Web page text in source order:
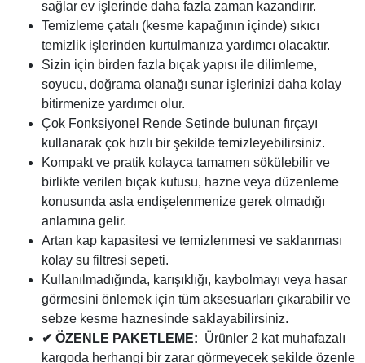
sağlar ev işlerinde daha fazla zaman kazandırır.
Temizleme çatalı (kesme kapağının içinde) sıkıcı
temizlik işlerinden kurtulmanıza yardımcı olacaktır.
Sizin için birden fazla bıçak yapısı ile dilimleme,
soyucu, doğrama olanağı sunar işlerinizi daha kolay
bitirmenize yardımcı olur.
Çok Fonksiyonel Rende Setinde bulunan fırçayı
kullanarak çok hızlı bir şekilde temizleyebilirsiniz.
Kompakt ve pratik kolayca tamamen sökülebilir ve
birlikte verilen bıçak kutusu, hazne veya düzenleme
konusunda asla endişelenmenize gerek olmadığı
anlamına gelir.
Artan kap kapasitesi ve temizlenmesi ve saklanması
kolay su filtresi sepeti.
Kullanılmadığında, karışıklığı, kaybolmayı veya hasar
görmesini önlemek için tüm aksesuarları çıkarabilir ve
sebze kesme haznesinde saklayabilirsiniz.
✔ ÖZENLE PAKETLEME: Ürünler 2 kat muhafazalı
kargoda herhangi bir zarar görmeyecek şekilde özenle